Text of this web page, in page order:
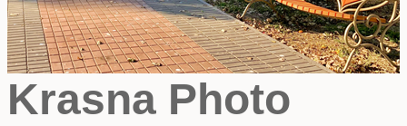
Krasna Photo